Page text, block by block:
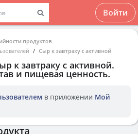
Войти
продуктов
Сыр к завтраку с активной
к завтраку с активной.
и пищевая ценность.
в приложении Мой